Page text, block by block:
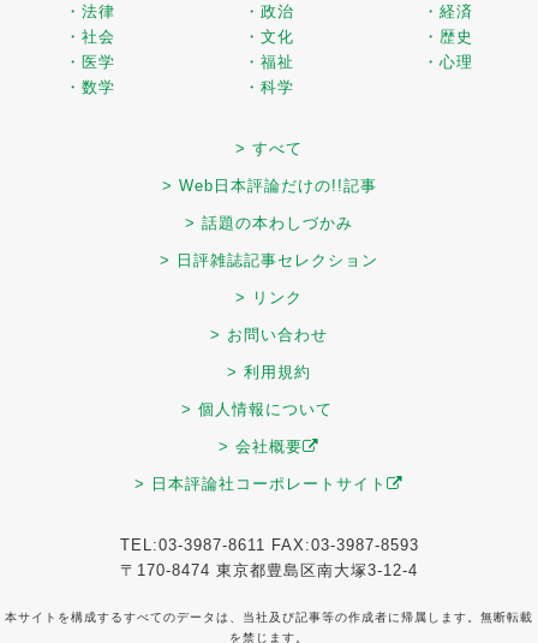
・法律
・政治
・経済
・社会
・文化
・歴史
・医学
・福祉
・心理
・数学
・科学
> すべて
> Web日本評論だけの!!記事
> 話題の本わしづかみ
> 日評雑誌記事セレクション
> リンク
> お問い合わせ
> 利用規約
> 個人情報について
> 会社概要
> 日本評論社コーポレートサイト
TEL:03-3987-8611 FAX:03-3987-8593
〒170-8474 東京都豊島区南大塚3-12-4
本サイトを構成するすべてのデータは、当社及び記事等の作成者に帰属します。無断転載
を禁じます。